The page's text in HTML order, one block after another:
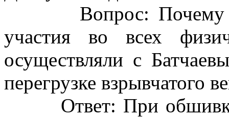
Вопрос: Почему
участия во всех
осуществляли с
перегрузке взрывчатого
Ответ: При обшивке